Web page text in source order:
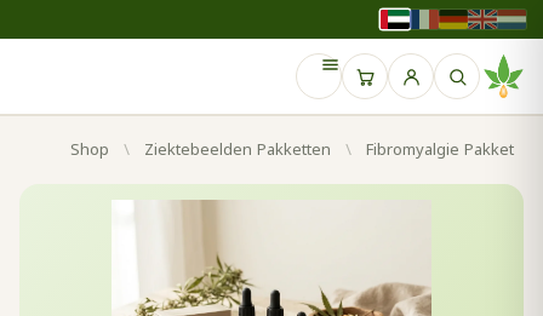
Shop / Ziektebeelden Pakketten / Fibromyalgie Pakket